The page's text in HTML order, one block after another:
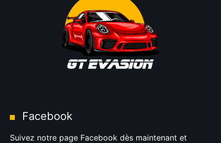
Facebook
Suivez notre page Facebook dès maintenant et